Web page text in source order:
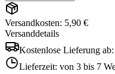
Versandkosten: 5,90 €
Versanddetails
Kostenlose Lieferung ab:
Lieferzeit: von 3 bis 7